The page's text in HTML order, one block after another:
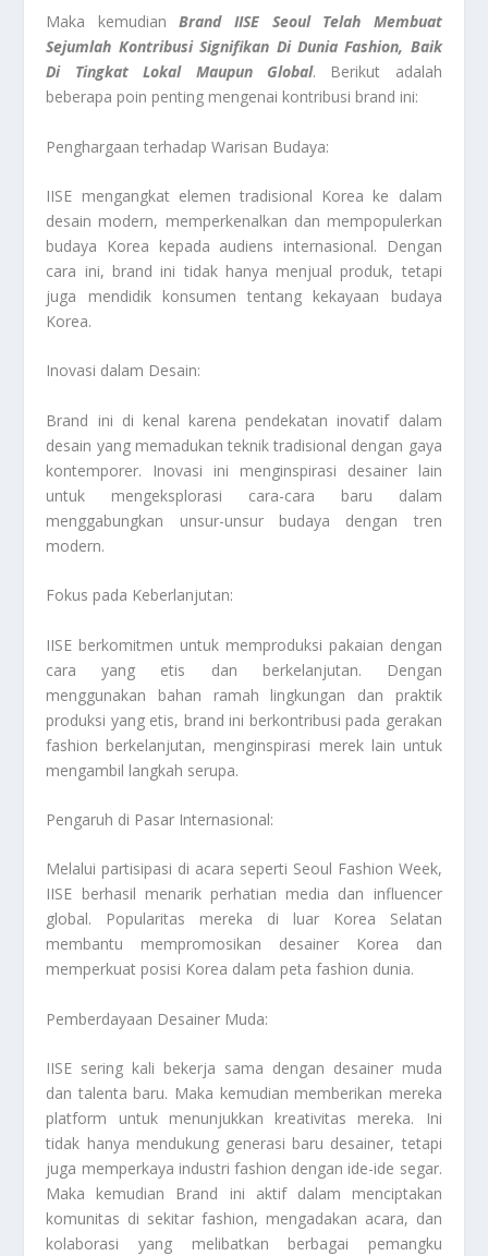
Maka kemudianBrand IISE Seoul Telah Membuat
Sejumlah Kontribusi Signifikan Di Dunia Fashion, Baik
Di Tingkat Lokal Maupun Global. Berikut adalah
beberapa poin penting mengenai kontribusi brand ini:
Penghargaan terhadap Warisan Budaya:
IISE mengangkat elemen tradisional Korea ke dalam
desain modern, memperkenalkan dan mempopulerkan
budaya Korea kepada audiens internasional. Dengan
cara ini, brand ini tidak hanya menjual produk, tetapi
juga mendidik konsumen tentang kekayaan budaya
Korea.
Inovasi dalam Desain:
Brand ini di kenal karena pendekatan inovatif dalam
desain yang memadukan teknik tradisional dengan gaya
kontemporer. Inovasi ini menginspirasi desainer lain
untuk mengeksplorasi cara-cara baru dalam
menggabungkan unsur-unsur budaya dengan tren
modern.
Fokus pada Keberlanjutan:
IISE berkomitmen untuk memproduksi pakaian dengan
cara yang etis dan berkelanjutan. Dengan
menggunakan bahan ramah lingkungan dan praktik
produksi yang etis, brand ini berkontribusi pada gerakan
fashion berkelanjutan, menginspirasi merek lain untuk
mengambil langkah serupa.
Pengaruh di Pasar Internasional:
Melalui partisipasi di acara seperti Seoul Fashion Week,
IISE berhasil menarik perhatian media dan influencer
global. Popularitas mereka di luar Korea Selatan
membantu mempromosikan desainer Korea dan
memperkuat posisi Korea dalam peta fashion dunia.
Pemberdayaan Desainer Muda:
IISE sering kali bekerja sama dengan desainer muda
dan talenta baru. Maka kemudian memberikan mereka
platform untuk menunjukkan kreativitas mereka. Ini
tidak hanya mendukung generasi baru desainer, tetapi
juga memperkaya industri fashion dengan ide-ide segar.
Maka kemudian Brand ini aktif dalam menciptakan
komunitas di sekitar fashion, mengadakan acara, dan
kolaborasi yang melibatkan berbagai pemangku